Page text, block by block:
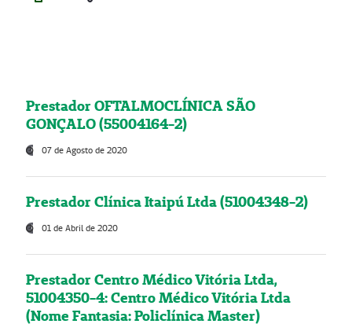
Prestador OFTALMOCLÍNICA SÃO
GONÇALO (55004164-2)
07 de Agosto de 2020
Prestador Clínica Itaipú Ltda (51004348-2)
01 de Abril de 2020
Prestador Centro Médico Vitória Ltda,
51004350-4: Centro Médico Vitória Ltda
(Nome Fantasia: Policlínica Master)